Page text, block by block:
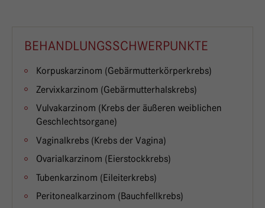
BEHANDLUNGSSCHWERPUNKTE
Korpuskarzinom (Gebärmutterkörperkrebs)
Zervixkarzinom (Gebärmutterhalskrebs)
Vulvakarzinom (Krebs der äußeren weiblichen
Geschlechtsorgane)
Vaginalkrebs (Krebs der Vagina)
Ovarialkarzinom (Eierstockkrebs)
Tubenkarzinom (Eileiterkrebs)
Peritonealkarzinom (Bauchfellkrebs)